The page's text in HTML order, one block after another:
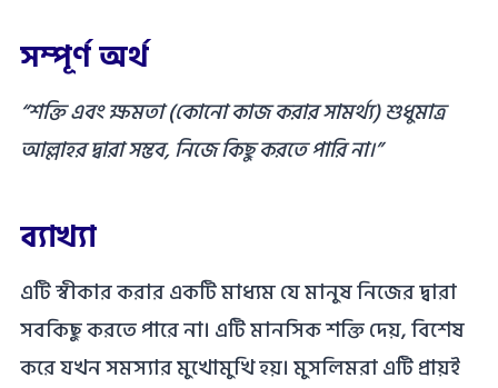
সম্পূর্ণ অর্থ
“শক্তি এবং ক্ষমতা (কোনো কাজ করার সামর্থ্য) শুধুমাত্র
আল্লাহর দ্বারা সম্ভব, নিজে কিছু করতে পারি না।”
ব্যাখ্যা
এটি স্বীকার করার একটি মাধ্যম যে মানুষ নিজের দ্বারা
সবকিছু করতে পারে না। এটি মানসিক শক্তি দেয়, বিশেষ
করে যখন সমস্যার মুখোমুখি হয়। মুসলিমরা এটি প্রায়ই